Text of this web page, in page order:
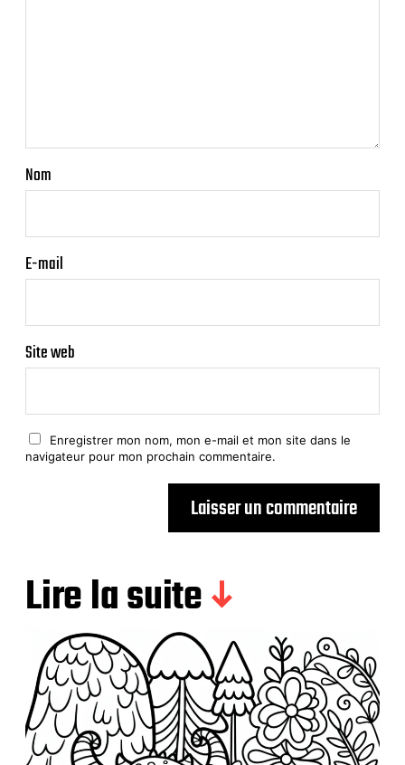
Nom
E-mail
Site web
Enregistrer mon nom, mon e-mail et mon site dans le
navigateur pour mon prochain commentaire.
Lire la suite